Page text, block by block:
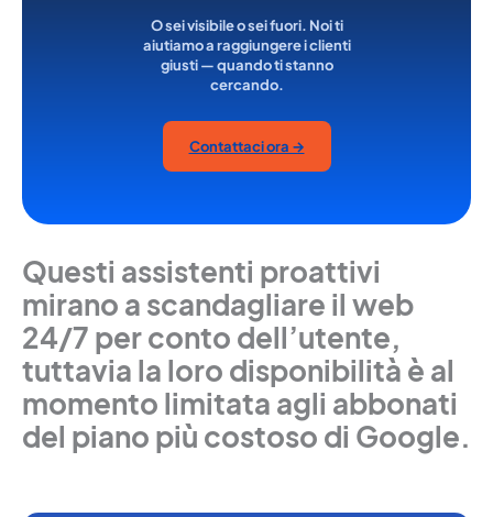
O sei visibile o sei fuori. Noi ti
aiutiamo a raggiungere i clienti
giusti — quando ti stanno
cercando.
Contattaci ora →
Questi assistenti proattivi
mirano a scandagliare il web
24/7 per conto dell’utente,
tuttavia la loro disponibilità è al
momento limitata agli abbonati
del piano più costoso di Google.